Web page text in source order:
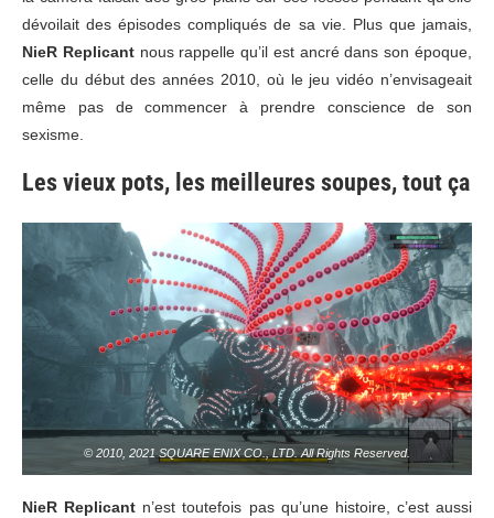
dévoilait des épisodes compliqués de sa vie. Plus que jamais,
NieR Replicantnous rappelle qu’il est ancré dans son époque,
celle du début des années 2010, où le jeu vidéo n’envisageait
même pas de commencer à prendre conscience de son
sexisme.
Les vieux pots, les meilleures soupes, tout ça
© 2010, 2021 SQUARE ENIX CO., LTD. All Rights Reserved.
NieR Replicant n’est toutefois pas qu’une histoire, c’est aussi